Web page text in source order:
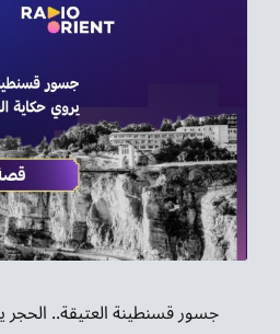
جسور قسنطينة العتيقة..